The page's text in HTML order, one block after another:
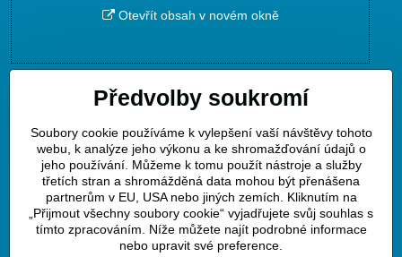
Otevřít obsah v novém okně
Zavoláme Vám zpět
Váš telefon*
Předvolby soukromí
Soubory cookie používáme k vylepšení vaší návštěvy tohoto
webu, k analýze jeho výkonu a ke shromažďování údajů o
jeho používání. Můžeme k tomu použít nástroje a služby
třetích stran a shromážděná data mohou být přenášena
partnerům v EU, USA nebo jiných zemích. Kliknutím na
„Přijmout všechny soubory cookie“ vyjadřujete svůj souhlas s
tímto zpracováním. Níže můžete najít podrobné informace
nebo upravit své preference.